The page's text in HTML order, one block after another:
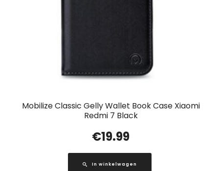
Mobilize Classic Gelly Wallet Book Case Xiaomi
Redmi 7 Black
€19.99
In winkelwagen